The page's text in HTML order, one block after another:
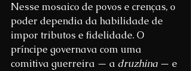
Nesse mosaico de povos e crenças, o
poder dependia da habilidade de
impor tributos e fidelidade. O
príncipe governava com uma
comitiva guerreira — a druzhina — e